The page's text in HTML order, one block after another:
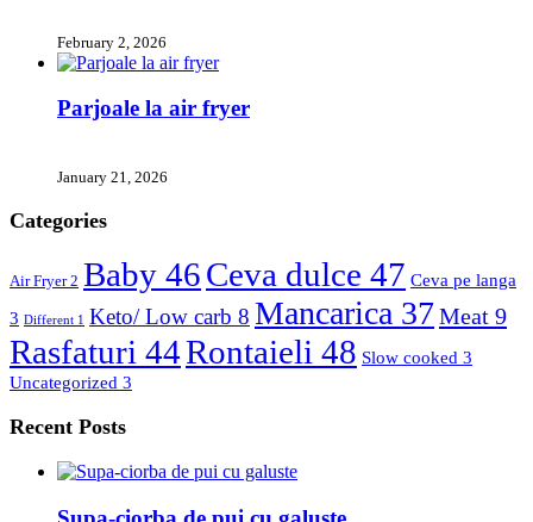
February 2, 2026
Parjoale la air fryer
January 21, 2026
Categories
Air Fryer2 Baby 46Ceva dulce 47 Ceva pe langa
3 Different 1 Keto/ Low carb 8 Mancarica 37Meat 9
Rasfaturi 44Rontaieli 48 Slow cooked 3
Uncategorized 3
Recent Posts